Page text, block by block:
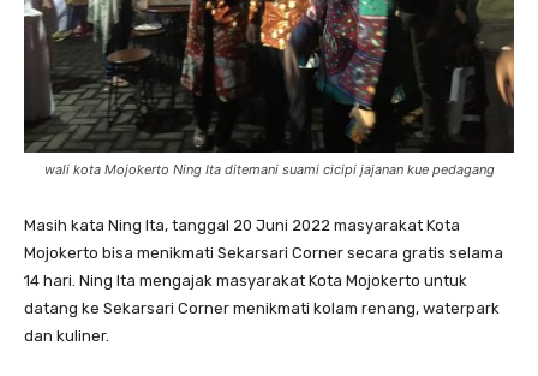
wali kota Mojokerto Ning Ita ditemani suami cicipi jajanan kue pedagang
Masih kata Ning Ita, tanggal 20 Juni 2022 masyarakat Kota
Mojokerto bisa menikmati Sekarsari Corner secara gratis selama
14 hari. Ning Ita mengajak masyarakat Kota Mojokerto untuk
datang ke Sekarsari Corner menikmati kolam renang, waterpark
dan kuliner.